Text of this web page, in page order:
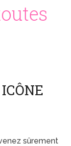
sûrement